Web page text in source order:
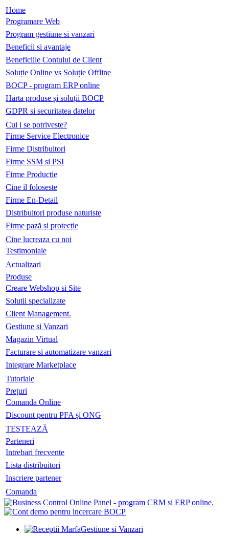
Home
Programare Web
Program gestiune si vanzari
Beneficii si avantaje
Beneficiile Contului de Client
Soluție Online vs Soluție Offline
BOCP - program ERP online
Harta produse și soluții BOCP
GDPR si securitatea datelor
Cui i se potriveste?
Firme Service Electronice
Firme Distribuitori
Firme SSM si PSI
Firme Productie
Cine il foloseste
Firme En-Detail
Distribuitori produse naturiste
Firme pază și protecție
Cine lucreaza cu noi
Testimoniale
Actualizari
Produse
Creare Webshop si Site
Solutii specializate
Client Management.
Gestiune si Vanzari
Magazin Virtual
Facturare si automatizare vanzari
Integrare Marketplace
Tutoriale
Prețuri
Comanda Online
Discount pentru PFA și ONG
TESTEAZĂ
Parteneri
Intrebari frecvente
Lista distribuitori
Inscriere partener
Comanda
Gestiune si Vanzari